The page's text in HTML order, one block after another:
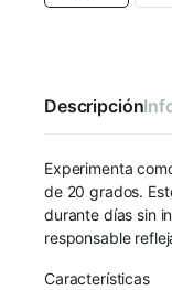
Descripción
Experimenta
de 20 grados.
durante días sin
responsable
Características